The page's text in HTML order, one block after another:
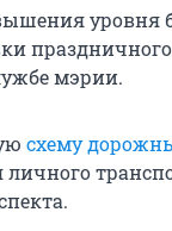
уровня
мэрии.
схему